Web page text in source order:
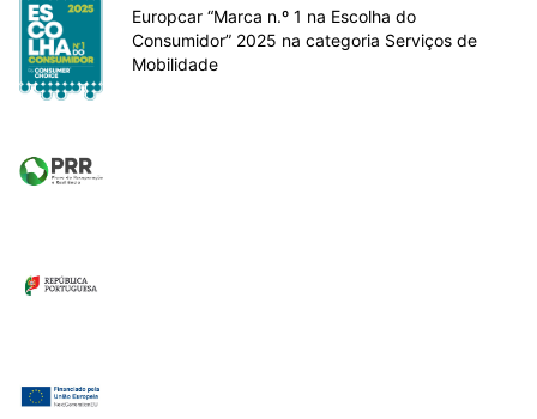
Europcar “Marca n.º 1 na Escolha do
Consumidor” 2025 na categoria Serviços de
Mobilidade